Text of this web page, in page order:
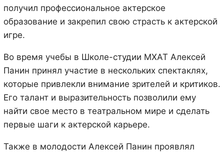
получил профессиональное актерское
образование и закрепил свою страсть к актерской
игре.
Во время учебы в Школе-студии МХАТ Алексей
Панин принял участие в нескольких спектаклях,
которые привлекли внимание зрителей и критиков.
Его талант и выразительность позволили ему
найти свое место в театральном мире и сделать
первые шаги к актерской карьере.
Также в молодости Алексей Панин проявлял